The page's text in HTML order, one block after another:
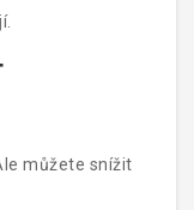
můžete snížit